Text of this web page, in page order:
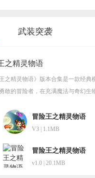
武装突袭
之精灵物语
王之精灵物语》版本合集是一款经
敢的冒险者，在充满魔法与奇幻生
隐藏关卡及限定精灵角色，让新
片奇幻世界，这个版本合集都是不可
冒险王之精灵物语
V3 | 1.1MB
冒险王之精灵物语
变态版
v1.0 | 20.1MB